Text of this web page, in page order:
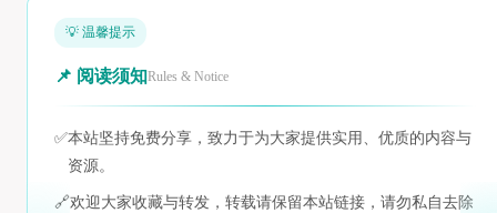
💡 温馨提示
📌 阅读须知Rules & Notice
✅本站坚持免费分享，致力于为大家提供实用、优质的内容与
资源。
🔗欢迎大家收藏与转发，转载请保留本站链接，请勿私自去除